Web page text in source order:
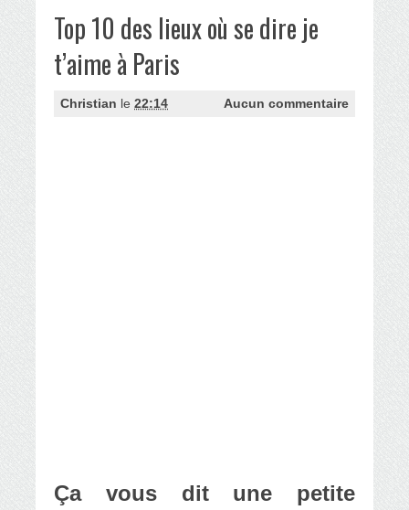
Top 10 des lieux où se dire je
t’aime à Paris
Christian le 22:14 Aucun commentaire
Ça vous dit une petite